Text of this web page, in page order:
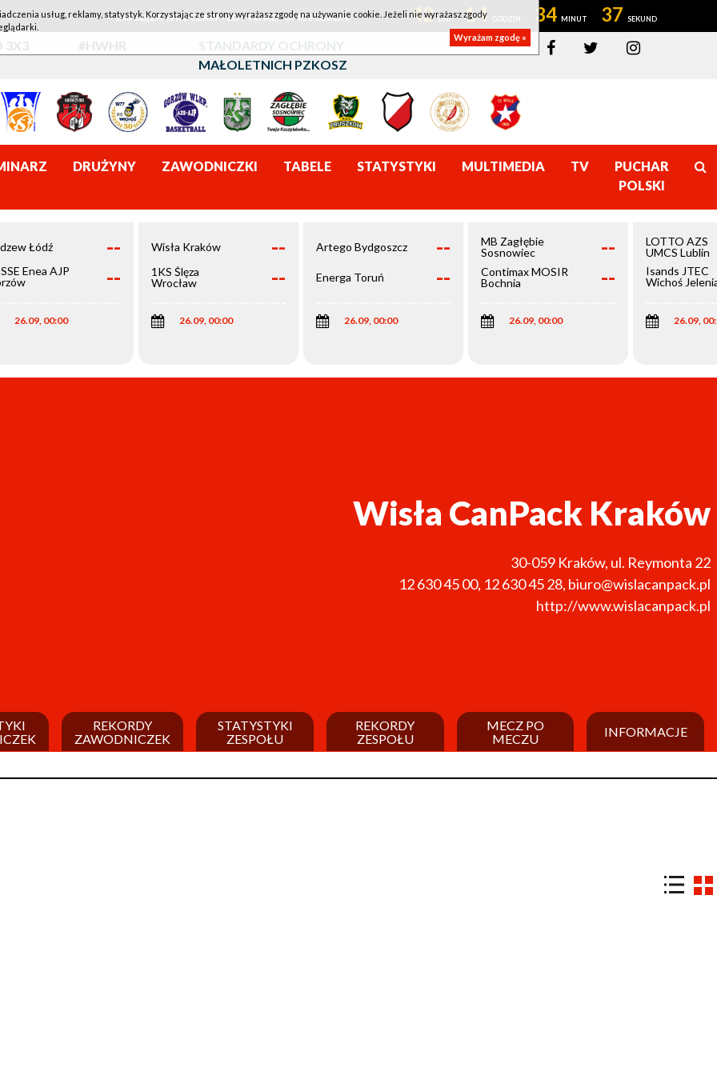
1KS ŚLĘZA WROCŁAW - LOTTO AZS UMCS LUBLIN 42 14 34 37
3X3 #HWHR
STANDARDY OCHRONY
MAŁOLETNICH PZKOSZ
DRUŻYNY ZAWODNICZKI TABELE STATYSTYKI MULTIMEDIA TV
PUCHAR
POLSKI
Łódź --
Enea AJP
--
26.09, 00:00
Wisła Kraków --
1KS Ślęza
Wrocław
--
26.09, 00:00
Artego Bydgoszcz --
Energa Toruń --
26.09, 00:00
MB Zagłębie
Sosnowiec
--
Contimax MOSIR
Bochnia
--
26.09, 00:00
LOTTO AZS
UMCS Lublin
Isands JTEC
Wichoś
26.09,
Wisła CanPack Kraków
30-059 Kraków, ul. Reymonta 22
12 630 45 00, 12 630 45 28, biuro@wislacanpack.pl
http://www.wislacanpack.pl
REKORDY
ZAWODNICZEK
STATYSTYKI
ZESPOŁU
REKORDY
ZESPOŁU
MECZ PO
MECZU
INFORMACJE
usług, reklamy, statystyk. Korzystając ze strony wyrażasz zgodę na używanie cookie. Jeżeli nie wyrażasz zgody
Wyrażam zgodę »